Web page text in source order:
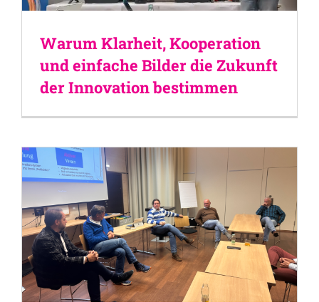
Warum Klarheit, Kooperation
und einfache Bilder die Zukunft
der Innovation bestimmen